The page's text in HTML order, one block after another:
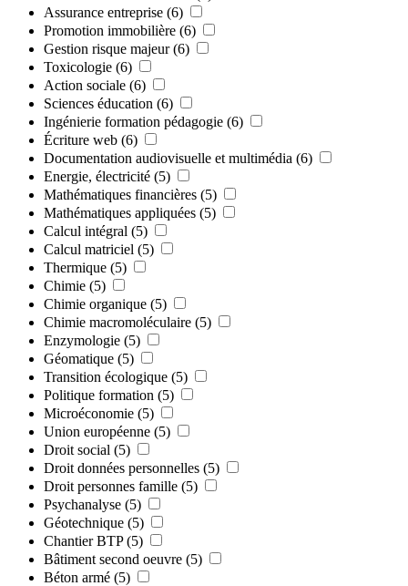
Assurance entreprise (6)
Promotion immobilière (6)
Gestion risque majeur (6)
Toxicologie (6)
Action sociale (6)
Sciences éducation (6)
Ingénierie formation pédagogie (6)
Écriture web (6)
Documentation audiovisuelle et multimédia (6)
Energie, électricité (5)
Mathématiques financières (5)
Mathématiques appliquées (5)
Calcul intégral (5)
Calcul matriciel (5)
Thermique (5)
Chimie (5)
Chimie organique (5)
Chimie macromoléculaire (5)
Enzymologie (5)
Géomatique (5)
Transition écologique (5)
Politique formation (5)
Microéconomie (5)
Union européenne (5)
Droit social (5)
Droit données personnelles (5)
Droit personnes famille (5)
Psychanalyse (5)
Géotechnique (5)
Chantier BTP (5)
Bâtiment second oeuvre (5)
Béton armé (5)